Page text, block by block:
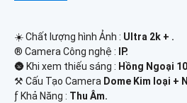
☀️ Chất lượng hình Ảnh : Ultra 2k + .
®️ Camera Công nghệ :
IP.
🌚 Khi xem thiếu sáng : Hồng Ngoại
⚒ Cấu Tạo Camera Dome Kim loại +
️ƒ Khả Năng : Thu Âm.